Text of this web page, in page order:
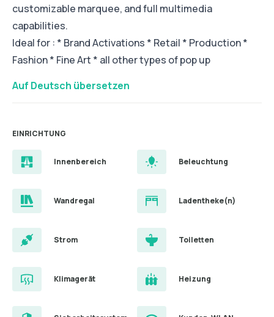
customizable marquee, and full multimedia
capabilities.
Ideal for : * Brand Activations * Retail * Production *
Fashion * Fine Art * all other types of pop up
Auf Deutsch übersetzen
EINRICHTUNG
Innenbereich Beleuchtung
Wandregal Ladentheke(n)
Strom Toiletten
Klimagerät Heizung